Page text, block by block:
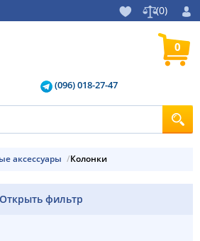
(0)
(096) 018-27-47
0
аксессуары Колонки
Открыть фильтр